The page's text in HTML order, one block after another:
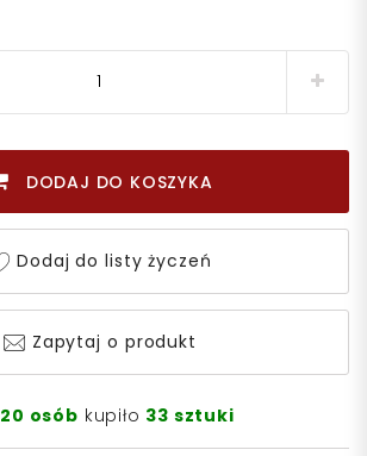
DODAJ DO KOSZYKA
Dodaj do listy życzeń
Zapytaj o produkt
20 osób kupiło 33 sztuki